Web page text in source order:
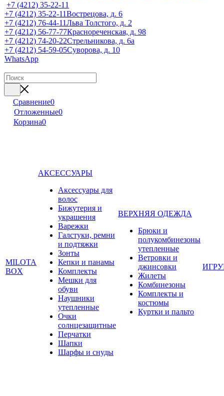
+7 (4212) 35-22-11
+7 (4212) 35-22-11Вострецова, д. 6
+7 (4212) 76-44-11Льва Толстого, д. 2
+7 (4212) 56-77-77Краснореченская, д. 98
+7 (4212) 74-20-22Стрельникова, д. 6а
+7 (4212) 54-59-05Суворова, д. 10
WhatsApp
Сравнение0
Отложенные0
Корзина0
MILOTA
BOX
АКСЕССУАРЫ
Аксессуары для
волос
Бижутерия и
украшения
Варежки
Галстуки, ремни
и подтяжки
Зонты
Кепки и панамы
Комплекты
Мешки для
обуви
Наушники
утепленные
Очки
солнцезащитные
Перчатки
Шапки
Шарфы и снуды
ВЕРХНЯЯ ОДЕЖДА
Брюки и
полукомбинезоны
утепленные
Ветровки и
джинсовки
Жилеты
Комбинезоны
Комплекты и
костюмы
Куртки и пальто